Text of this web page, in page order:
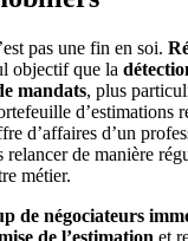
pas une fin en soi.
objectif que la
mandats, plus
d’estimations
d’affaires d’un
de manière
métier.
de négociateurs
de l’estimation et